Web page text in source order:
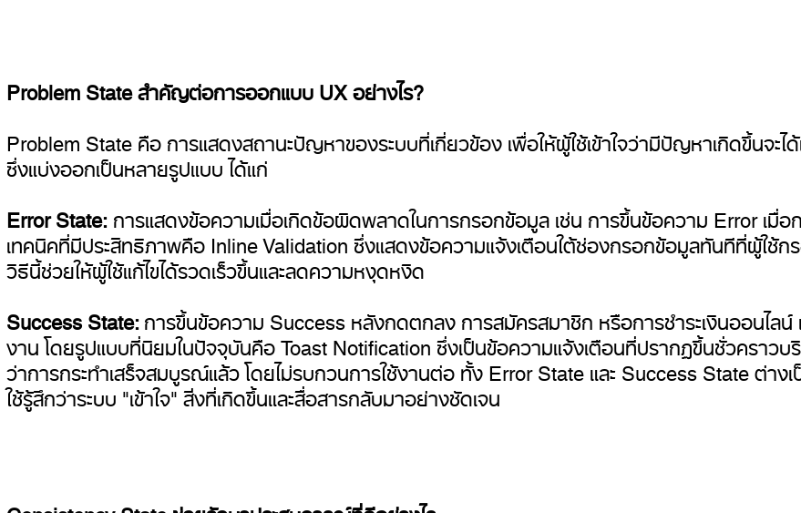
Problem State สำคัญต่อการออกแบบ UX อย่างไร?
Problem State คือ การแสดงสถานะปัญหาของระบบที่เกี่ยวข้อง เพื่อให้ผู้ใช้เข้าใจว่ามีปัญหาเกิดขึ้นจะไ
ซึ่งแบ่งออกเป็นหลายรูปแบบ ได้แก่
Error State:การแสดงข้อความเมื่อเกิดข้อผิดพลาดในการกรอกข้อมูล เช่น การขึ้นข้อความ Error เ
เทคนิคที่มีประสิทธิภาพคือ Inline Validation ซึ่งแสดงข้อความแจ้งเตือนใต้ช่องกรอกข้อมูลทันทีที่ผู้ใช้
วิธีนี้ช่วยให้ผู้ใช้แก้ไขได้รวดเร็วขึ้นและลดความหงุดหงิด
Success State:การขึ้นข้อความ Success หลังกดตกลง การสมัครสมาชิก หรือการชำระเงินออนไ
งาน โดยรูปแบบที่นิยมในปัจจุบันคือ Toast Notification ซึ่งเป็นข้อความแจ้งเตือนที่ปรากฏขึ้นชั่วคราว
ว่าการกระทำเสร็จสมบูรณ์แล้ว โดยไม่รบกวนการใช้งานต่อ ทั้ง Error State และ Success State ต่าง
ใช้รู้สึกว่าระบบ "เข้าใจ" สิ่งที่เกิดขึ้นและสื่อสารกลับมาอย่างชัดเจน